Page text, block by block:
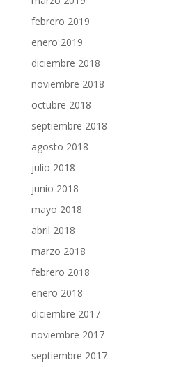
febrero 2019
enero 2019
diciembre 2018
noviembre 2018
octubre 2018
septiembre 2018
agosto 2018
julio 2018
junio 2018
mayo 2018
abril 2018
marzo 2018
febrero 2018
enero 2018
diciembre 2017
noviembre 2017
septiembre 2017